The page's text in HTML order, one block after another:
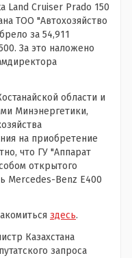
Land Cruiser Prado 150
ТОО "Автохозяйство
за 54,911
За это наложено
области и
Минэнергетики,
на приобретение
что ГУ "Аппарат
открытого
Mercedes-Benz E400
здесь.
Казахстана
запроса